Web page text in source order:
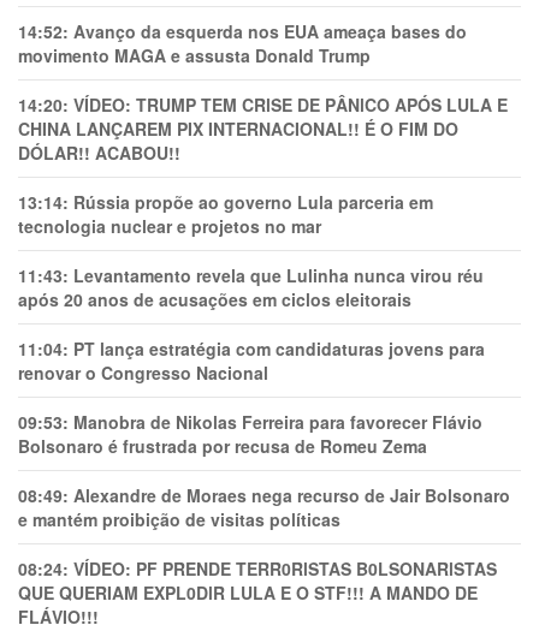
14:52: Avanço da esquerda nos EUA ameaça bases do
movimento MAGA e assusta Donald Trump
14:20: VÍDEO: TRUMP TEM CRlSE DE PÂNlCO APÓS LULA E
CHINA LANÇAREM PIX INTERNACIONAL!! É O FIM DO
DÓLAR!! ACABOU!!
13:14: Rússia propõe ao governo Lula parceria em
tecnologia nuclear e projetos no mar
11:43: Levantamento revela que Lulinha nunca virou réu
após 20 anos de acusações em ciclos eleitorais
11:04: PT lança estratégia com candidaturas jovens para
renovar o Congresso Nacional
09:53: Manobra de Nikolas Ferreira para favorecer Flávio
Bolsonaro é frustrada por recusa de Romeu Zema
08:49: Alexandre de Moraes nega recurso de Jair Bolsonaro
e mantém proibição de visitas políticas
08:24: VÍDEO: PF PRENDE TERR0RlSTAS B0LSONARlSTAS
QUE QUERIAM EXPL0DlR LULA E O STF!!! A MANDO DE
FLÁVIO!!!